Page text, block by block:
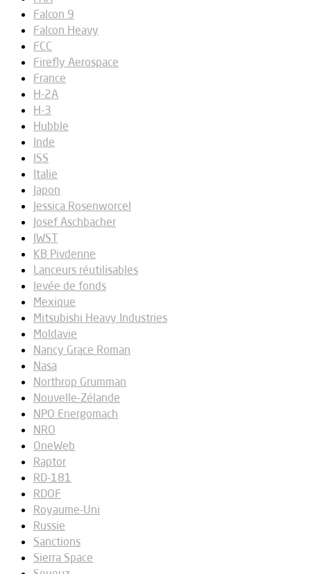
Falcon 9
Falcon Heavy
FCC
Firefly Aerospace
France
H-2A
H-3
Hubble
Inde
ISS
Italie
Japon
Jessica Rosenworcel
Josef Aschbacher
JWST
KB Pivdenne
Lanceurs réutilisables
levée de fonds
Mexique
Mitsubishi Heavy Industries
Moldavie
Nancy Grace Roman
Nasa
Northrop Grumman
Nouvelle-Zélande
NPO Energomach
NRO
OneWeb
Raptor
RD-181
RDOF
Royaume-Uni
Russie
Sanctions
Sierra Space